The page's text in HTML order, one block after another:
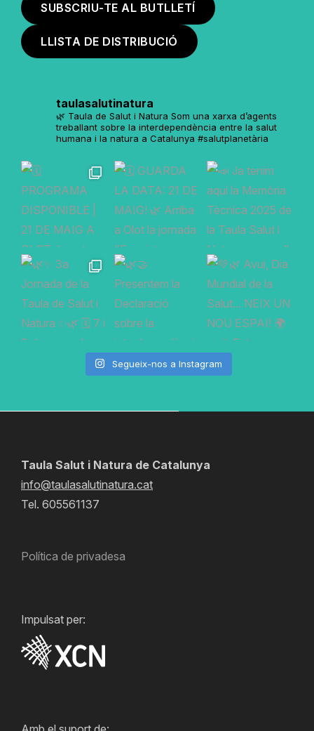
SUBSCRIU-TE AL BUTLLETÍ
LLISTA DE DISTRIBUCIÓ
taulasalutinatura
🌿 Taula de Salut i Natura Som una xarxa d’agents
treballant sobre la interdependència entre la salut
humana i la natura a Catalunya #salutplanetària
Segueix-nos a Instagram
Taula Salut i Natura de Catalunya
info@taulasalutinatura.cat
Tel. 605561137
Política de privadesa
Impulsat per: